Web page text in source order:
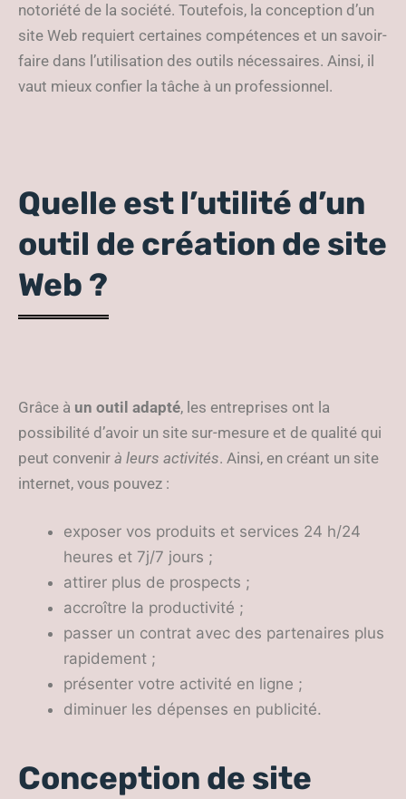
notoriété de la société. Toutefois, la conception d’un
site Web requiert certaines compétences et un savoir-
faire dans l’utilisation des outils nécessaires. Ainsi, il
vaut mieux confier la tâche à un professionnel.
Quelle est l’utilité d’un
outil de création de site
Web ?
Grâce à un outil adapté, les entreprises ont la
possibilité d’avoir un site sur-mesure et de qualité qui
peut convenir à leurs activités. Ainsi, en créant un site
internet, vous pouvez :
exposer vos produits et services 24 h/24
heures et 7j/7 jours ;
attirer plus de prospects ;
accroître la productivité ;
passer un contrat avec des partenaires plus
rapidement ;
présenter votre activité en ligne ;
diminuer les dépenses en publicité.
Conception de site